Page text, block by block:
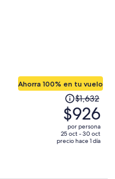
Ahorra 100% en tu vuelo
El
precio
era
de
$1,632
$1,632
$926
por persona
25 oct - 30 oct
precio hace 1 día